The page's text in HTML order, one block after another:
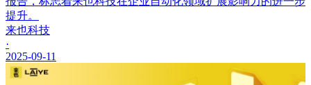
提升。
来也科技
·
2025-09-11